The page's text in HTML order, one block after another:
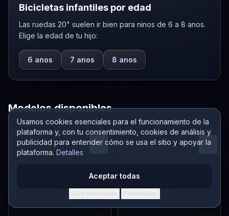
Usamos cookies esenciales para el funcionamiento de la
plataforma y, con tu consentimiento, cookies de análisis y
publicidad para entender cómo se usa el sitio y apoyar la
plataforma. Detalles
Aceptar todas
Solo necesarias · Personalizar
Bicicletas infantiles por edad
Las ruedas 20" suelen ir bien para ninos de 6 a 8 anos.
Elige la edad de tu hijo:
6 anos 7 anos 8 anos
Modelos disponibles